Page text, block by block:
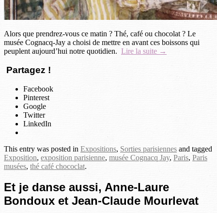
Alors que prendrez-vous ce matin ? Thé, café ou chocolat ? Le
musée Cognacq-Jay a choisi de mettre en avant ces boissons qui
peuplent aujourd’hui notre quotidien. Lire la suite →
Partagez !
Facebook
Pinterest
Google
Twitter
LinkedIn
This entry was posted in Expositions, Sorties parisiennes and tagged
Exposition, exposition parisienne, musée Cognacq Jay, Paris, Paris
musées, thé café chococlat.
Et je danse aussi, Anne-Laure
Bondoux et Jean-Claude Mourlevat